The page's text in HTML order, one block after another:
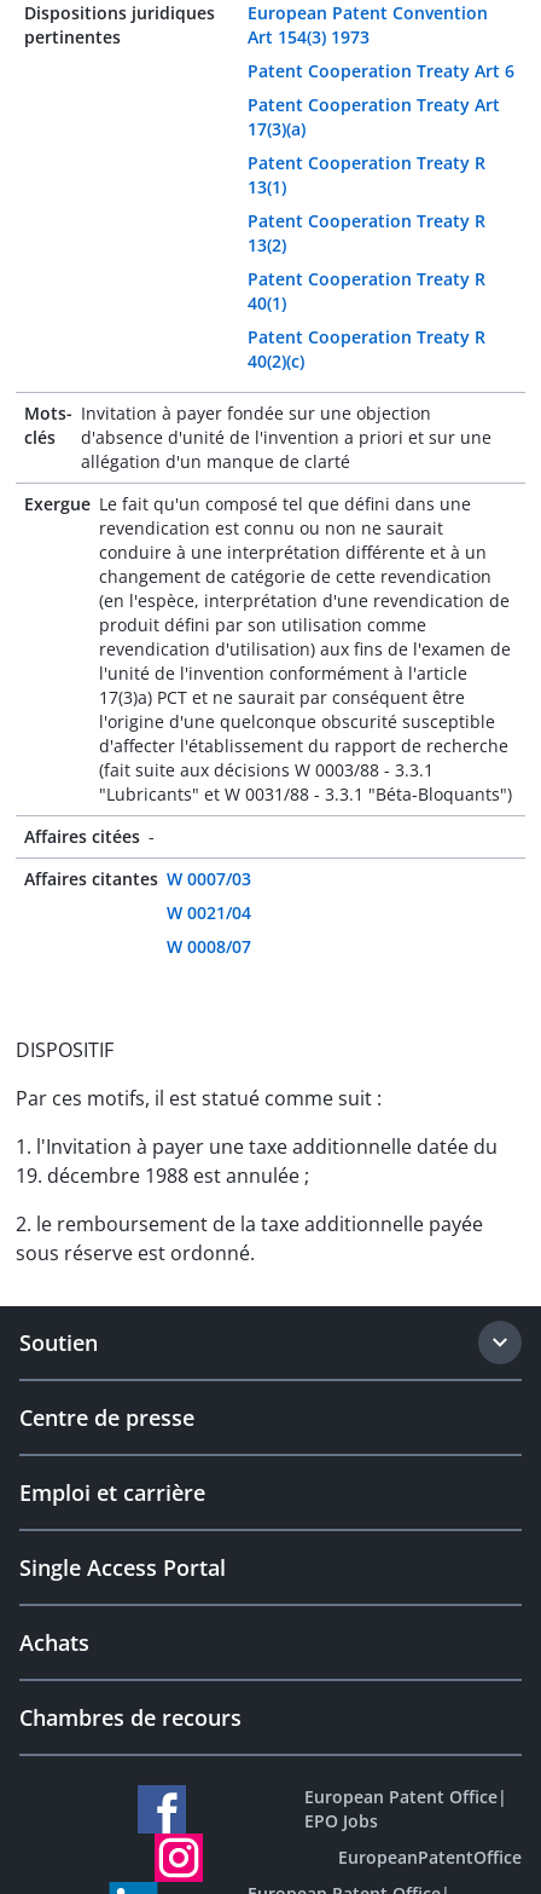
Dispositions juridiques
pertinentes
European Patent Convention
Art 154(3) 1973
Patent Cooperation Treaty Art 6
Patent Cooperation Treaty Art
17(3)(a)
Patent Cooperation Treaty R
13(1)
Patent Cooperation Treaty R
13(2)
Patent Cooperation Treaty R
40(1)
Patent Cooperation Treaty R
40(2)(c)
Mots-
clés
Invitation à payer fondée sur une objection
d'absence d'unité de l'invention a priori et sur une
allégation d'un manque de clarté
Exergue Le fait qu'un composé tel que défini dans une
revendication est connu ou non ne saurait
conduire à une interprétation différente et à un
changement de catégorie de cette revendication
(en l'espèce, interprétation d'une revendication de
produit défini par son utilisation comme
revendication d'utilisation) aux fins de l'examen de
l'unité de l'invention conformément à l'article
17(3)a) PCT et ne saurait par conséquent être
l'origine d'une quelconque obscurité susceptible
d'affecter l'établissement du rapport de recherche
(fait suite aux décisions W 0003/88 - 3.3.1
"Lubricants" et W 0031/88 - 3.3.1 "Béta-Bloquants")
Affaires citées -
Affaires citantes W 0007/03
W 0021/04
W 0008/07
DISPOSITIF
Par ces motifs, il est statué comme suit :
1. l'Invitation à payer une taxe additionnelle datée du
19. décembre 1988 est annulée ;
2. le remboursement de la taxe additionnelle payée
sous réserve est ordonné.
Soutien
Centre de presse
Emploi et carrière
Single Access Portal
Achats
Chambres de recours
European Patent Office|
EPO Jobs
EuropeanPatentOffice